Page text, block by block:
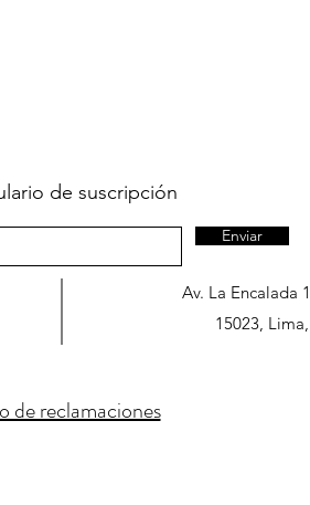
de suscripción
Enviar
Av. La Encalada
15023,
de reclamaciones